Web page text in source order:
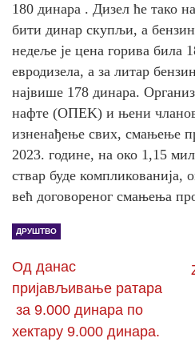
180 динара . Дизел ће тако
бити динар скупљи, а
недеље је цена горива била
евродизела, а за литар
највише 178 динара.
нафте (ОПЕK) и њени
изненађење свих, смањење
2023. године, на око 1,15
ствар буде компликованија,
већ договореног смањења
ДРУШТВО
Од данас
пријављивање ратара
за 9.000 динара по
хектару 9.000 динара.